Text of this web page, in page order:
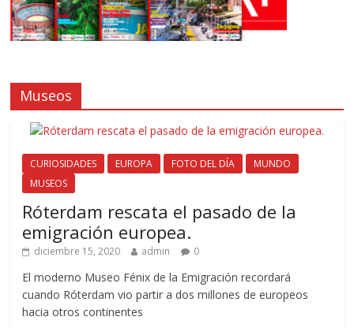
Museos
CURIOSIDADES EUROPA FOTO DEL DÍA
MUNDO
MUSEOS
Róterdam rescata el pasado de la
emigración europea.
diciembre 15, 2020 admin 0
El moderno Museo Fénix de la Emigración recordará
cuando Róterdam vio partir a dos millones de europeos
hacia otros continentes